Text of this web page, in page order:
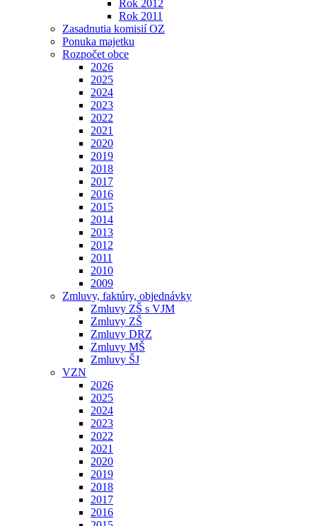
Rok 2012
Rok 2011
Zasadnutia komisií OZ
Ponuka majetku
Rozpočet obce
2026
2025
2024
2023
2022
2021
2020
2019
2018
2017
2016
2015
2014
2013
2012
2011
2010
2009
Zmluvy, faktúry, objednávky
Zmluvy ZŠ s VJM
Zmluvy ZŠ
Zmluvy DRZ
Zmluvy MŠ
Zmluvy ŠJ
VZN
2026
2025
2024
2023
2022
2021
2020
2019
2018
2017
2016